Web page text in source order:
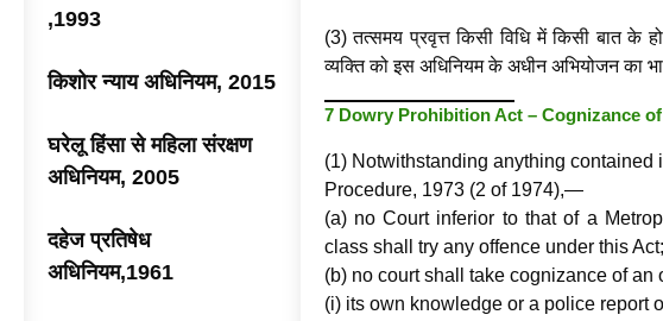
,1993
किशोर न्याय अधिनियम, 2015
घरेलू हिंसा से महिला संरक्षण
अधिनियम, 2005
दहेज प्रतिषेध
अधिनियम,1961
(3) तत्समय प्रवृत्त किसी विधि में किसी बात के
व्यक्ति को इस अधिनियम के अधीन अभियोजन का
7 Dowry Prohibition Act – Cognizance
(1) Notwithstanding anything contained
Procedure, 1973 (2 of 1974),—
(a) no Court inferior to that of a
class shall try any offence under this Act;
(b) no court shall take cognizance of
(i) its own knowledge or a police report